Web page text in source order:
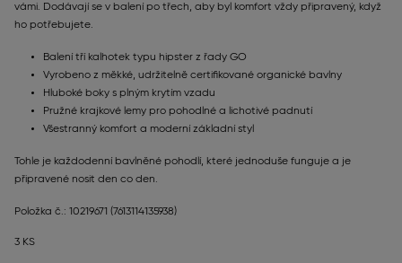
vámi. Dodávají se v balení po třech, aby byl komfort vždy připravený, když
ho potřebujete.
Balení tří kalhotek typu hipster z řady GO
Vyrobeno z měkké, udržitelně certifikované organické bavlny
Hluboké boky s plným krytím vzadu
Pružné krajkové lemy pro pohodlné a lichotivé padnutí
Všestranný komfort a moderní základní styl
Tohle je každodenní bavlněné pohodlí, které jednoduše funguje a je
připravené nosit den co den.
Položka č.: 10219671 (7613114135938)
3 KS